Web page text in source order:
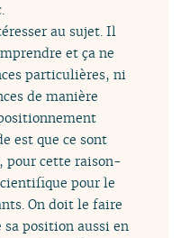
au sujet. Il
et ça ne
particulières, ni
de manière
est que ce sont
pour cette raison-
pour le
On doit le faire
position aussi en